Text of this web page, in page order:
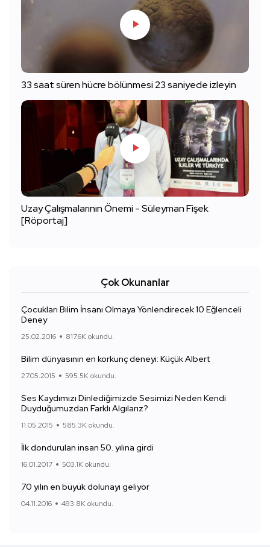
33 saat süren hücre bölünmesi 23 saniyede izleyin
Uzay Çalışmalarının Önemi - Süleyman Fişek
[Röportaj]
Çok Okunanlar
Çocukları Bilim İnsanı Olmaya Yönlendirecek 10 Eğlenceli
Deney
25.02.2016 817.6K okundu.
Bilim dünyasının en korkunç deneyi: Küçük Albert
27.05.2015 595.5K okundu.
Ses Kaydımızı Dinlediğimizde Sesimizi Neden Kendi
Duyduğumuzdan Farklı Algılarız?
11.05.2015 585.3K okundu.
İlk dondurulan insan 50. yılına girdi
16.01.2017 503.1K okundu.
70 yılın en büyük dolunayı geliyor
04.11.2016 493.8K okundu.